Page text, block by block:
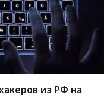
из РФ на